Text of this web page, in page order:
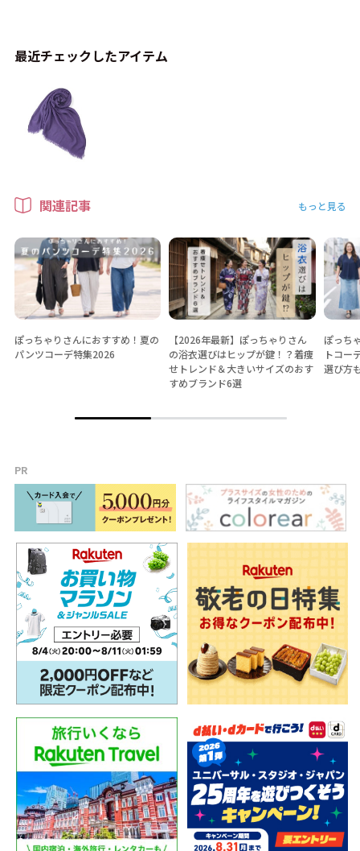
最近チェックしたアイテム
関連記事 もっと見る
ぽっちゃりさんにおすすめ！夏の
パンツコーデ特集2026
【2026年最新】ぽっちゃりさん
の浴衣選びはヒップが鍵！？着痩
せトレンド＆大きいサイズのおす
すめブランド6選
ぽっち
トコー
選び方
PR